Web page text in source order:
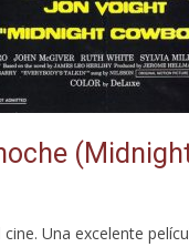
Una excelente